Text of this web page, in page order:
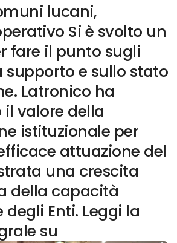
lucani,
Si è svolto un
fare il punto sugli
e sullo stato
Latronico ha
valore della
istituzionale per
attuazione del
una crescita
della capacità
Enti. Leggi la
su